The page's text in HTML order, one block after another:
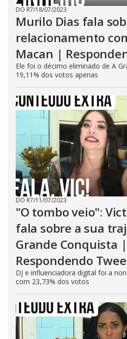
DO R7/18/07/2023
Murilo Dias fala
relacionamento
Macan |
Ele foi o décimo eliminado de A
19,11% dos votos apenas
DO R7/11/07/2023
"O tombo veio":
fala sobre a sua
Grande Conquista |
Respondendo
DJ e influenciadora digital foi a
com 23,73% dos votos